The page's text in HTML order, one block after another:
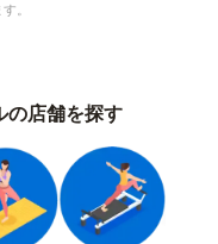
。
の店舗を探す